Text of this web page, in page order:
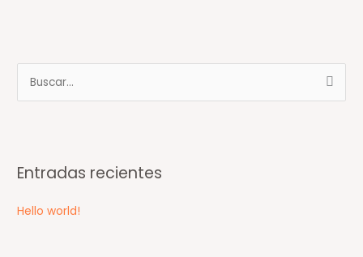
u
a
p
Entradas recientes
Hello world!